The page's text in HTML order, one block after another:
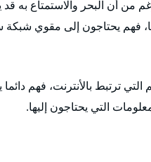
أن البحر والاستمتاع به قد
فهم يحتاجون إلى مقوي
ترتبط بالأنترنت، فهم
التي يحتاجون إليها.